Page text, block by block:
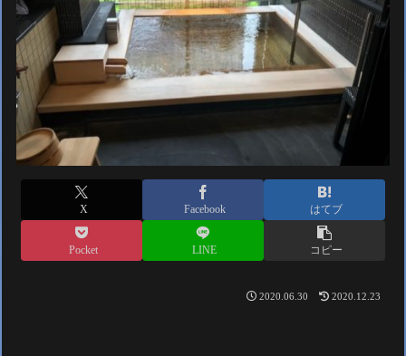
X Facebook はてブ
Pocket LINE コピー
2020.06.30 2020.12.23